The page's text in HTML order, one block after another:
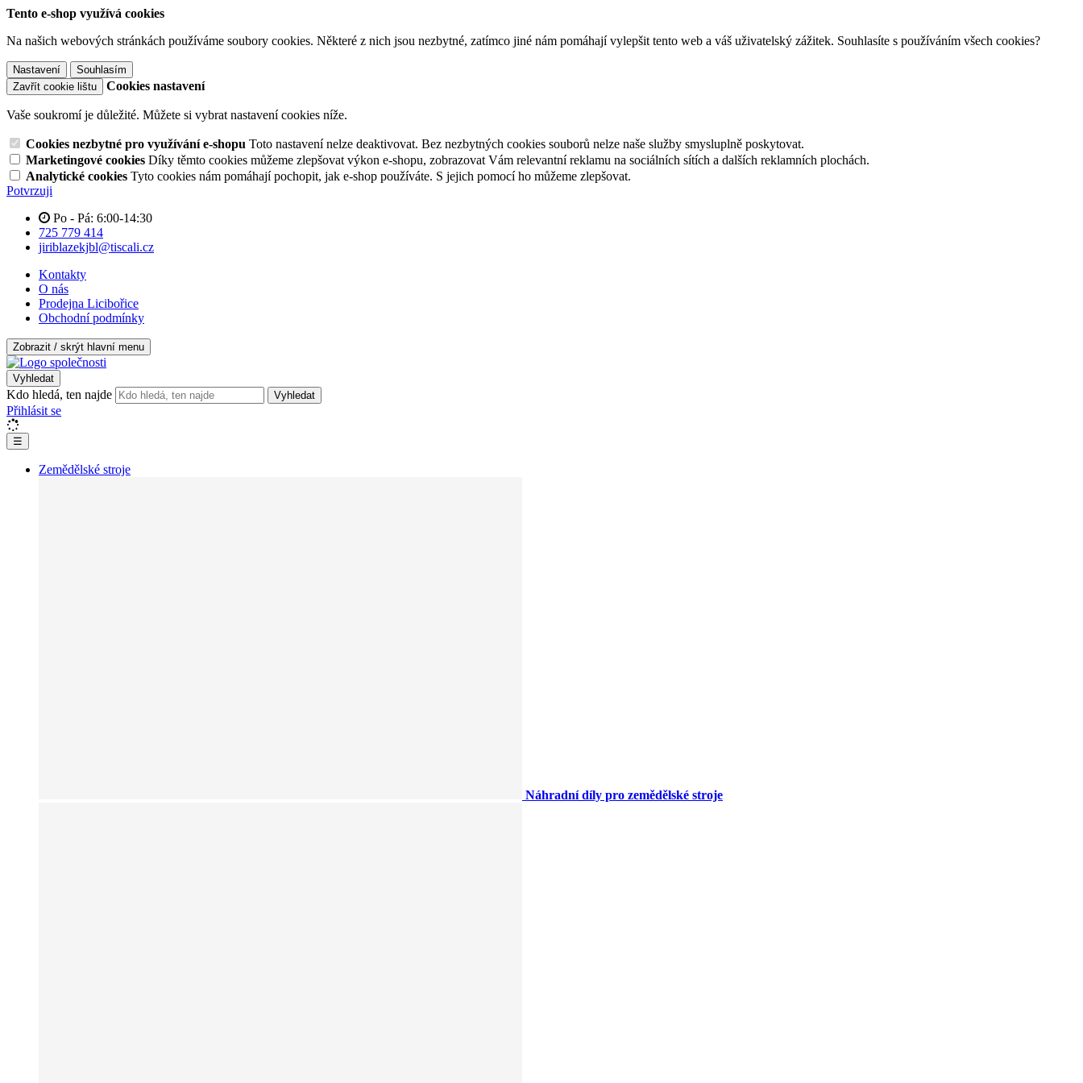
Tento e-shop využívá cookies
Na našich webových stránkách používáme soubory cookies. Některé z nich jsou nezbytné, zatímco jiné nám pomáhají vylepšit tento web a váš uživatelský zážitek. Souhlasíte s používáním všech cookies?
Nastavení
Souhlasím
Zavřít cookie lištu
Cookies nastavení
Vaše soukromí je důležité. Můžete si vybrat nastavení cookies níže.
Cookies nezbytné pro využívání e-shopu Toto nastavení nelze deaktivovat. Bez nezbytných cookies souborů nelze naše služby smysluplně poskytovat.
Marketingové cookies Díky těmto cookies můžeme zlepšovat výkon e-shopu, zobrazovat Vám relevantní reklamu na sociálních sítích a dalších reklamních plochách.
Analytické cookies Tyto cookies nám pomáhají pochopit, jak e-shop používáte. S jejich pomocí ho můžeme zlepšovat.
Potvrzuji
Po - Pá: 6:00-14:30
725 779 414
jiriblazekjbl@tiscali.cz
Kontakty
O nás
Prodejna Licibořice
Obchodní podmínky
Zobrazit / skrýt hlavní menu
Vyhledat
Kdo hledá, ten najde Vyhledat
Přihlásit se
☰
Zemědělské stroje
Náhradní díly pro zemědělské stroje